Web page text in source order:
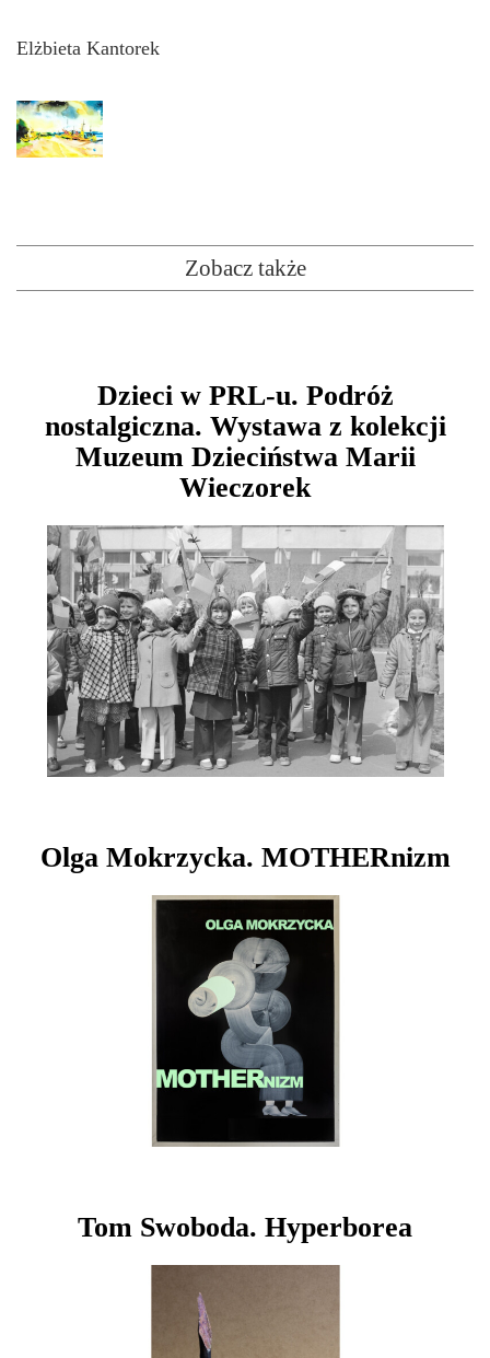
Elżbieta Kantorek
Zobacz także
Dzieci w PRL-u. Podróż
nostalgiczna. Wystawa z kolekcji
Muzeum Dzieciństwa Marii
Wieczorek
Olga Mokrzycka. MOTHERnizm
Tom Swoboda. Hyperborea